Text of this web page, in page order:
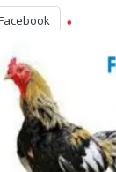
LOISIRS